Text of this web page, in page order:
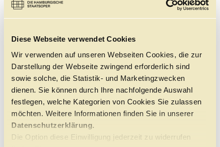
Diese Webseite verwendet Cookies
Wir verwenden auf unseren Webseiten Cookies, die zur
Darstellung der Webseite zwingend erforderlich sind
sowie solche, die Statistik- und Marketingzwecken
dienen. Sie können durch Ihre nachfolgende Auswahl
festlegen, welche Kategorien von Cookies Sie zulassen
möchten. Weitere Informationen finden Sie in unserer
Datenschutzerklärung.
Die Option diese Einwilligung jederzeit zu widerrufen